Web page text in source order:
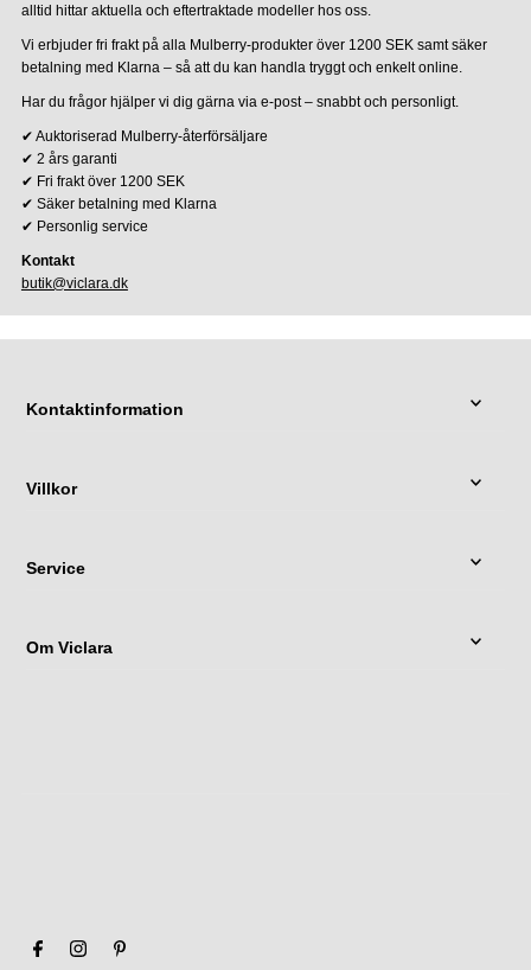
alltid hittar aktuella och eftertraktade modeller hos oss.
Vi erbjuder fri frakt på alla Mulberry-produkter över 1200 SEK samt säker
betalning med Klarna – så att du kan handla tryggt och enkelt online.
Har du frågor hjälper vi dig gärna via e-post – snabbt och personligt.
✔ Auktoriserad Mulberry-återförsäljare
✔ 2 års garanti
✔ Fri frakt över 1200 SEK
✔ Säker betalning med Klarna
✔ Personlig service
Kontakt
butik@viclara.dk
Kontaktinformation
Villkor
Service
Om Viclara